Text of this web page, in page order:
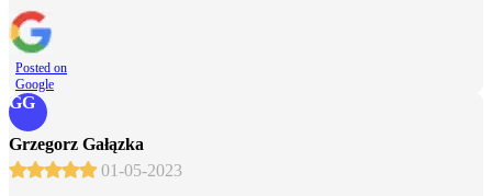
Posted on
Google
GG
Grzegorz Gałązka
01-05-2023